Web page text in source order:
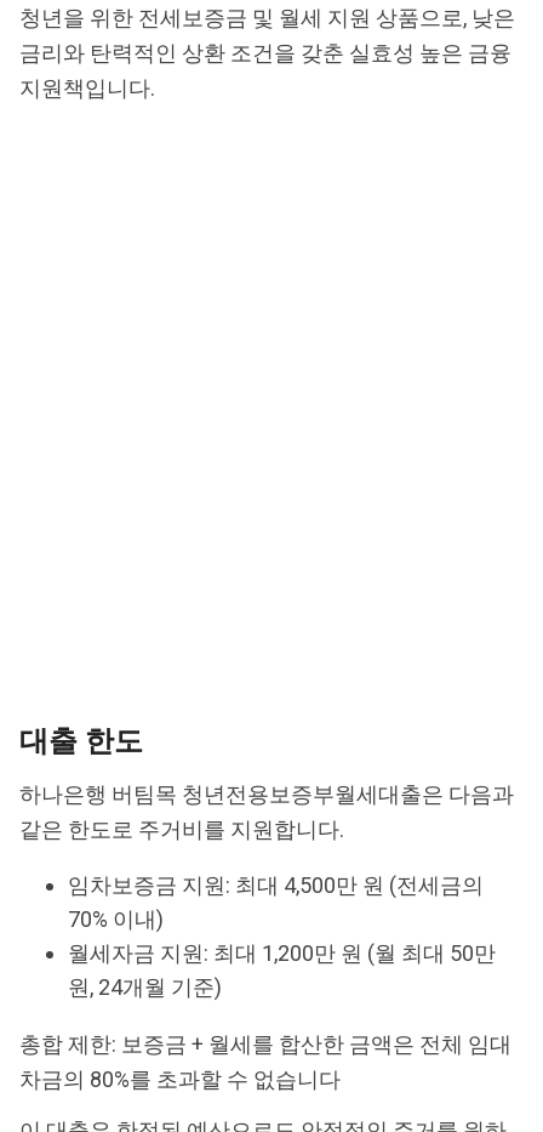
청년을 위한 전세보증금 및 월세 지원 상품으로, 낮은
금리와 탄력적인 상환 조건을 갖춘 실효성 높은 금융
지원책입니다.
대출 한도
하나은행 버팀목 청년전용보증부월세대출은 다음과
같은 한도로 주거비를 지원합니다.
임차보증금 지원: 최대 4,500만 원 (전세금의
70% 이내)
월세자금 지원: 최대 1,200만 원 (월 최대 50만
원, 24개월 기준)
총합 제한: 보증금 + 월세를 합산한 금액은 전체 임대
차금의 80%를 초과할 수 없습니다